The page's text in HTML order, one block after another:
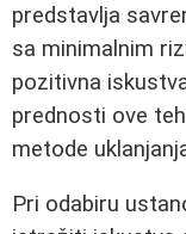
predstavlja
sa minimalnim
pozitivna
prednosti ove
metode
Pri odabiru